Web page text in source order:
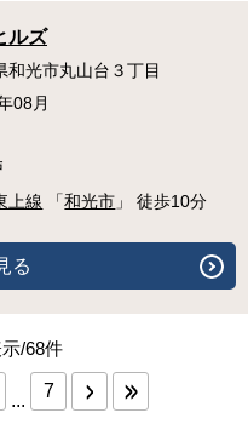
ルズ
和光市丸山台３丁目
08月
上線 「和光市 」 徒歩10分
る
/68件
... 7